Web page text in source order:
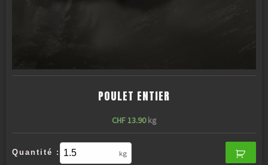
POULET ENTIER
CHF13.90 kg
Quantité : kg